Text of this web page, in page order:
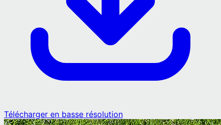
Télécharger en basse résolution